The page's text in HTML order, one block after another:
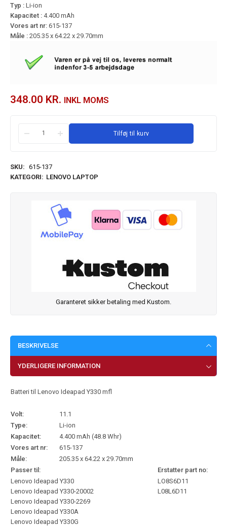
Typ : Li-ion
Kapacitet : 4.400 mAh
Vores art nr: 615-137
Måle : 205.35 x 64.22 x 29.70mm
348.00 KR. INKL MOMS
Tilføj til kurv
SKU: 615-137
KATEGORI: LENOVO LAPTOP
Garanteret sikker betaling med Kustom.
BESKRIVELSE
YDERLIGERE INFORMATION
Batteri til Lenovo Ideapad Y330 mfl
Volt:
11.1
Type:
Li-ion
Kapacitet:
4.400 mAh (48.8 Whr)
Vores art nr:
615-137
Måle:
205.35 x 64.22 x 29.70mm
Passer til:
Erstatter part no:
Lenovo Ideapad Y330
Lenovo Ideapad Y330-20002
Lenovo Ideapad Y330-2269
Lenovo Ideapad Y330A
Lenovo Ideapad Y330G
LO8S6D11
L08L6D11